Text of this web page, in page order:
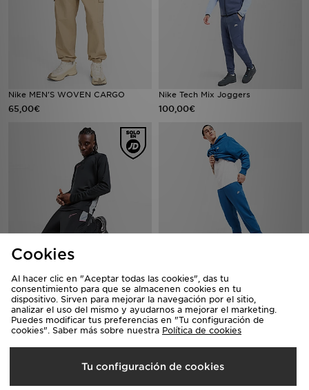
Nike MEN'S WOVEN CARGO
65,00€
Nike Tech Mix Joggers
100,00€
45,00€ 55,00€
Cookies
Al hacer clic en "Aceptar todas las cookies", das tu
consentimiento para que se almacenen cookies en tu
dispositivo. Sirven para mejorar la navegación por el sitio,
analizar el uso del mismo y ayudarnos a mejorar el marketing.
Puedes modificar tus preferencias en "Tu configuración de
cookies". Saber más sobre nuestra Política de cookies
Tu configuración de cookies